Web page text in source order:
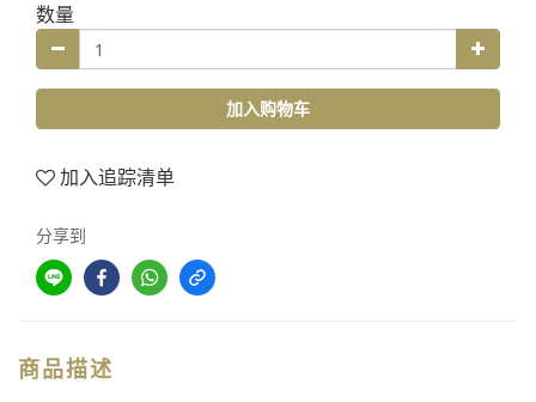
数量
加入购物车
加入追踪清单
分享到
商品描述